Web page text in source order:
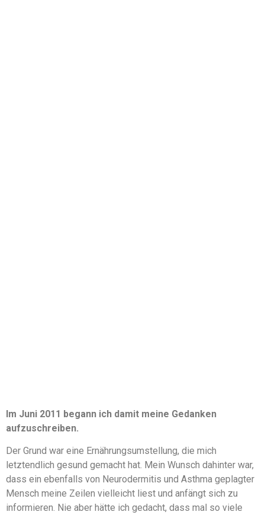
Im Juni 2011 begann ich damit meine Gedanken
aufzuschreiben.
Der Grund war eine Ernährungsumstellung, die mich
letztendlich gesund gemacht hat. Mein Wunsch dahinter war,
dass ein ebenfalls von Neurodermitis und Asthma geplagter
Mensch meine Zeilen vielleicht liest und anfängt sich zu
informieren. Nie aber hätte ich gedacht, dass mal so viele